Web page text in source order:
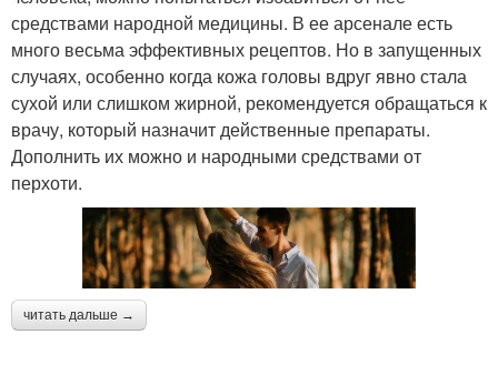
средствами народной медицины. В ее арсенале есть
много весьма эффективных рецептов. Но в запущенных
случаях, особенно когда кожа головы вдруг явно стала
сухой или слишком жирной, рекомендуется обращаться к
врачу, который назначит действенные препараты.
Дополнить их можно и народными средствами от
перхоти.
читать дальше →